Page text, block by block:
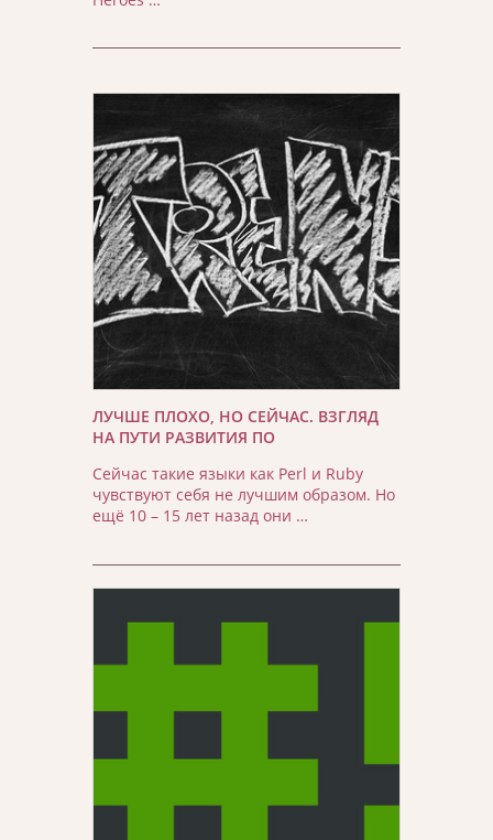
ЛУЧШЕ ПЛОХО, НО СЕЙЧАС. ВЗГЛЯД
НА ПУТИ РАЗВИТИЯ ПО
Сейчас такие языки как Perl и Ruby
чувствуют себя не лучшим образом. Но
ещё 10 – 15 лет назад они …